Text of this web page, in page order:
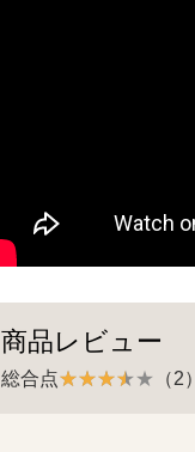
商品レビュー
総合点 （2）